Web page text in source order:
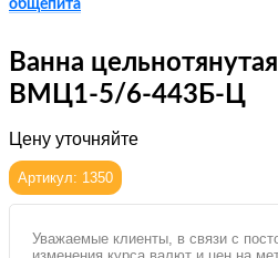
общепита
Ванна
ВМЦ1-5/6-443Б-Ц
Цену уточняйте
Артикул: 1350
Уважаемые клиенты, в связи с